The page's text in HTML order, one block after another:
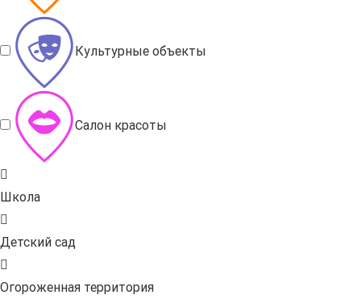
Культурные объекты
Салон красоты
Школа
Детский сад
Огороженная территория